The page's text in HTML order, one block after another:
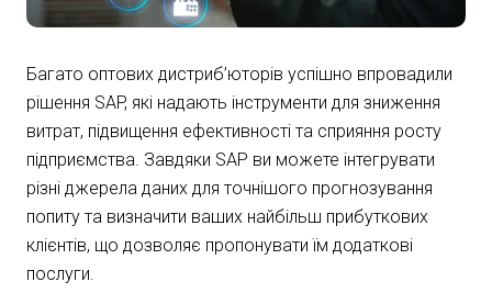
Багато оптових дистриб’юторів успішно впровадили
рішення SAP, які надають інструменти для зниження
витрат, підвищення ефективності та сприяння росту
підприємства. Завдяки SAP ви можете інтегрувати
різні джерела даних для точнішого прогнозування
попиту та визначити ваших найбільш прибуткових
клієнтів, що дозволяє пропонувати їм додаткові
послуги.